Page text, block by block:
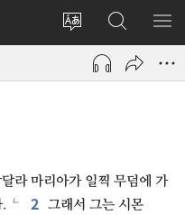
사이트
언어
변경
로그인
(새로운
열기)
JW.ORG
검색
메
라 마리아가 일찍 무덤에 가
. ㄴ 2 그래서 그는 시몬